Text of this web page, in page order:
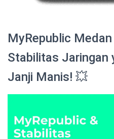
MyRepublic
Stabilitas Jaringan
Janji Manis! 💥